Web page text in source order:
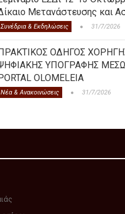
Μετανάστευσης και
Συνέδρια & Εκδηλώσεις 31/7/2026
ΟΔΗΓΟΣ
ΥΠΟΓΡΑΦΗΣ
OLOMELEIA
Νέα & Ανακοινώσεις 31/7/2026